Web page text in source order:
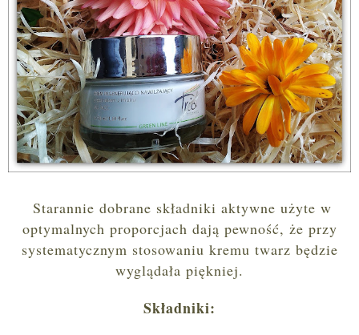
Starannie dobrane składniki aktywne użyte w
optymalnych proporcjach dają pewność, że przy
systematycznym stosowaniu kremu twarz będzie
wyglądała piękniej.
Składniki: